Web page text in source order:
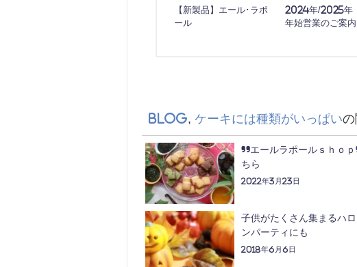
【新製品】エール･ラポ
ール
2024年/2025
年始営業のご案内
Blog,ケーキには種類がいっぱい
”エールラポールｓｈｏ
ちら
2022年3月23日
子供がたくさん集まるハロ
ンパーティにも
2018年6月6日